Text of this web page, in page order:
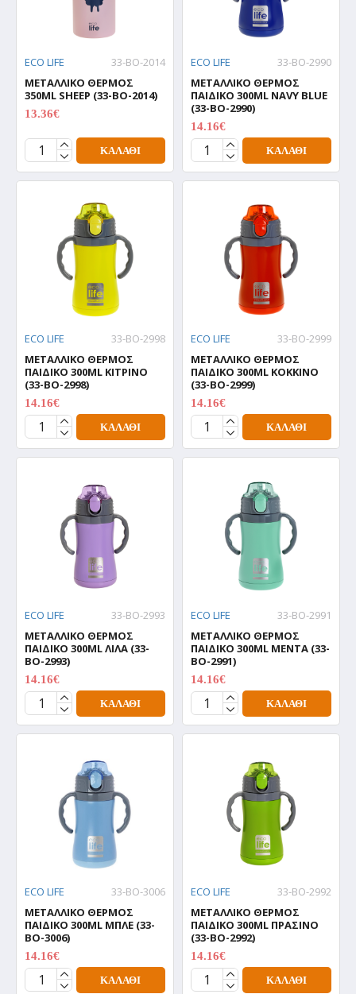
ECO LIFE
33-BO-2014
ΜΕΤΑΛΛΙΚΟ ΘΕΡΜΟΣ
350ML SHEEP (33-BO-2014)
13.36€
ΚΑΛΆΘΙ
ECO LIFE
33-BO-2990
ΜΕΤΑΛΛΙΚΟ ΘΕΡΜΟΣ
ΠΑΙΔΙΚΟ 300ML NAVY BLUE
(33-BO-2990)
14.16€
ΚΑΛΆΘΙ
ECO LIFE
33-BO-2998
ΜΕΤΑΛΛΙΚΟ ΘΕΡΜΟΣ
ΠΑΙΔΙΚΟ 300ML ΚΙΤΡΙΝΟ
(33-BO-2998)
14.16€
ΚΑΛΆΘΙ
ECO LIFE
33-BO-2999
ΜΕΤΑΛΛΙΚΟ ΘΕΡΜΟΣ
ΠΑΙΔΙΚΟ 300ML ΚΟΚΚΙΝΟ
(33-BO-2999)
14.16€
ΚΑΛΆΘΙ
ECO LIFE
33-BO-2993
ΜΕΤΑΛΛΙΚΟ ΘΕΡΜΟΣ
ΠΑΙΔΙΚΟ 300ML ΛΙΛΑ (33-
BO-2993)
14.16€
ΚΑΛΆΘΙ
ECO LIFE
33-BO-2991
ΜΕΤΑΛΛΙΚΟ ΘΕΡΜΟΣ
ΠΑΙΔΙΚΟ 300ML ΜΕΝΤΑ (33-
BO-2991)
14.16€
ΚΑΛΆΘΙ
ECO LIFE
33-BO-3006
ΜΕΤΑΛΛΙΚΟ ΘΕΡΜΟΣ
ΠΑΙΔΙΚΟ 300ML ΜΠΛΕ (33-
BO-3006)
14.16€
ΚΑΛΆΘΙ
ECO LIFE
33-BO-2992
ΜΕΤΑΛΛΙΚΟ ΘΕΡΜΟΣ
ΠΑΙΔΙΚΟ 300ML ΠΡΑΣΙΝΟ
(33-BO-2992)
14.16€
ΚΑΛΆΘΙ